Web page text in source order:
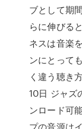
ブとして期
らに伸びる
ネスは音楽
ンにとって
く違う聴き
10日 ジャズ
ンロード可
プの音源は